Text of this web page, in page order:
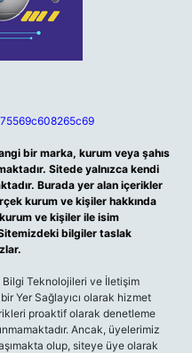
bir marka, kurum veya şahıs
Sitede yalnızca kendi
Burada yer alan içerikler
kurum ve kişiler hakkında
ve kişiler ile isim
bilgiler taslak
Bilgi Teknolojileri ve İletişim
Yer Sağlayıcı olarak hizmet
proaktif olarak denetleme
Ancak, üyelerimiz
olup, siteye üye olarak